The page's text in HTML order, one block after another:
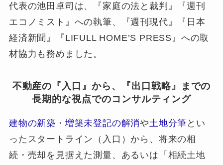
代表の池田卓司は、『家庭の法と裁判』『週刊
エコノミスト』への執筆、『週刊現代』『日本
経済新聞』『LIFULL HOME’S PRESS』への取
材協力も務めました。
不動産の『入口』から、『出口戦略』までの
長期的な視点でのコンサルティング
建物の新築 ・ 増築未登記の解消や 土地分筆 とい
ったスタートライン（入口）から、将来の相
続・売却を見据えた測量、あるいは「相続土地